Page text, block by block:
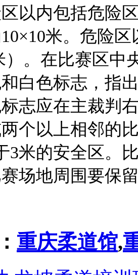
以内包括危险
米。危险
）。在比赛区中
白色标志，指
志应在主裁判
个以上相邻的
3米的安全区。
场地周围要保
重庆柔道馆,